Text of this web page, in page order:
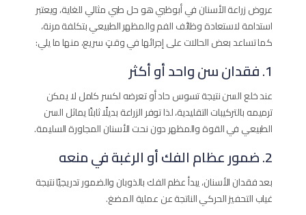
عروض زراعة الأسنان في أبوظبي هو حل طبي مثالي للغاية، ويعتبر
استدامة لاستعادة وظائف الفم والمظهر الطبيعي بتكلفة مرنة،
كما تساعد بعض الحالات على إجرائها في وقتٍ سريع، منها ما يلي:
1. فقدان سن واحد أو أكثر
عند خلع السن نتيجة تسوس حاد أو تعرضه لكسر كامل لا يمكن
ترميمه بالتركيبات التقليدية، لذا توفر الزراعة بديلًا ثابتًا يماثل السن
الطبيعي في القوة والمظهر دون نحت الأسنان المجاورة السليمة.
2. ضمور عظام الفك أو الرغبة في منعه
بعد فقدان الأسنان، يبدأ عظم الفك بالذوبان والضمور تدريجيًا نتيجة
غياب التحفيز الحركي الناتجة عن عملية المضغ.